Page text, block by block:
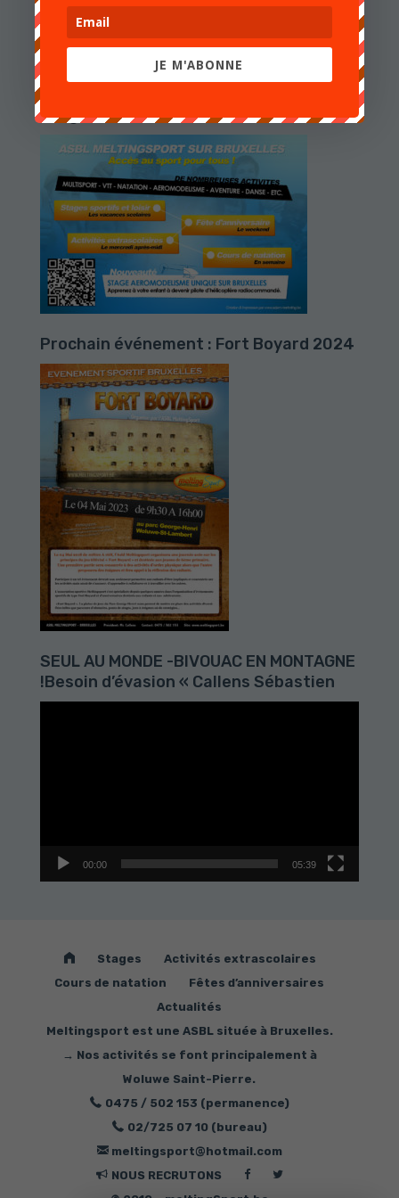
Stage 2024
Prochain événement : Fort Boyard 2024
SEUL AU MONDE -BIVOUAC EN MONTAGNE
!Besoin d’évasion « Callens Sébastien
00:00 05:39
Bienvenue
Stages
Activités extrascolaires
Cours de natation
Fêtes d’anniversaires
Actualités
Meltingsport est une ASBL située à Bruxelles.
→ Nos activités se font principalement à
Woluwe Saint-Pierre.
0475 / 502 153 (permanence)
02/725 07 10 (bureau)
meltingsport@hotmail.com
NOUS RECRUTONS
Suivez-Suivez-
JE M'ABONNE